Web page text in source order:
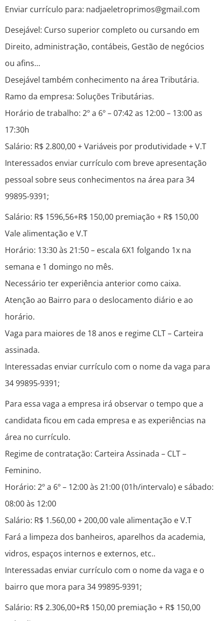
Enviar currículo para: nadjaeletroprimos@gmail.com
Desejável: Curso superior completo ou cursando em
Direito, administração, contábeis, Gestão de negócios
ou afins…
Desejável também conhecimento na área Tributária.
Ramo da empresa: Soluções Tributárias.
Horário de trabalho: 2º a 6º – 07:42 as 12:00 – 13:00 as
17:30h
Salário: R$ 2.800,00 + Variáveis por produtividade + V.T
Interessados enviar currículo com breve apresentação
pessoal sobre seus conhecimentos na área para 34
99895-9391;
Salário: R$ 1596,56+R$ 150,00 premiação + R$ 150,00
Vale alimentação e V.T
Horário: 13:30 às 21:50 – escala 6X1 folgando 1x na
semana e 1 domingo no mês.
Necessário ter experiência anterior como caixa.
Atenção ao Bairro para o deslocamento diário e ao
horário.
Vaga para maiores de 18 anos e regime CLT – Carteira
assinada.
Interessadas enviar currículo com o nome da vaga para
34 99895-9391;
Para essa vaga a empresa irá observar o tempo que a
candidata ficou em cada empresa e as experiências na
área no currículo.
Regime de contratação: Carteira Assinada – CLT –
Feminino.
Horário: 2º a 6º – 12:00 às 21:00 (01h/intervalo) e sábado:
08:00 às 12:00
Salário: R$ 1.560,00 + 200,00 vale alimentação e V.T
Fará a limpeza dos banheiros, aparelhos da academia,
vidros, espaços internos e externos, etc..
Interessadas enviar currículo com o nome da vaga e o
bairro que mora para 34 99895-9391;
Salário: R$ 2.306,00+R$ 150,00 premiação + R$ 150,00